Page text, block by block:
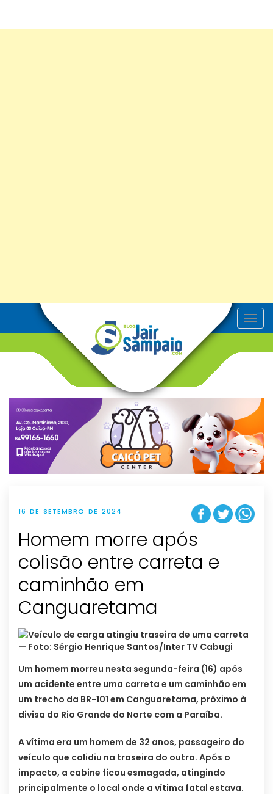
T
o
v
g
t
i
o
n
16 DE SETEMBRO DE 2024
Homem morre após
colisão entre carreta e
caminhão em
Canguaretama
Um homem morreu nesta segunda-feira (16) após
um acidente entre uma carreta e um caminhão em
um trecho da BR-101 em Canguaretama, próximo à
divisa do Rio Grande do Norte com a Paraíba.
A vítima era um homem de 32 anos, passageiro do
veículo que colidiu na traseira do outro. Após o
impacto, a cabine ficou esmagada, atingindo
principalmente o local onde a vítima fatal estava.